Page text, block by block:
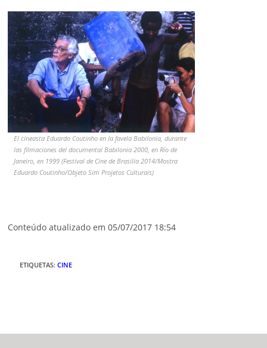
El cineasta Eduardo Coutinho en la favela Babilonia, durante
las filmaciones del documental Babilonia 2000, en Río de
Janeiro, en 1999 (Festival de Cine de Brasilia 2014/Mostra
Eduardo Coutinho/Objeto Sim Projetos Culturais)
Conteúdo atualizado em 05/07/2017 18:54
ETIQUETAS:CINE